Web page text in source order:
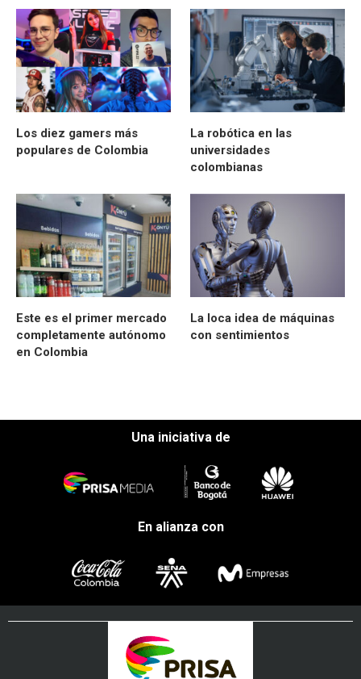
Los diez gamers más
populares de Colombia
La robótica en las
universidades
colombianas
Este es el primer mercado
completamente autónomo
en Colombia
La loca idea de máquinas
con sentimientos
Una iniciativa de
En alianza con